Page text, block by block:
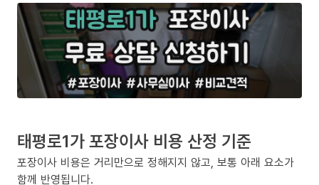
태평로1가 포장이사 비용 산정 기준
포장이사 비용은 거리만으로 정해지지 않고, 보통 아래 요소가
함께 반영됩니다.